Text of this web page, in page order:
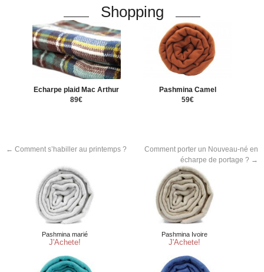
Shopping
Echarpe plaid Mac Arthur
89€
Pashmina Camel
59€
← Comment s’habiller au printemps ?
Comment porter un Nouveau-né en
écharpe de portage ? →